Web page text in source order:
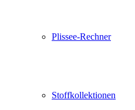
Plissee-Rechner
Stoffkollektionen